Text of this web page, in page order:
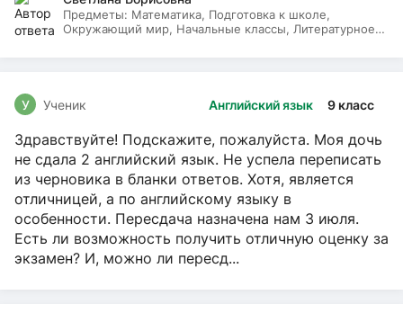
Предметы: Математика, Подготовка к школе,
Окружающий мир, Начальные классы, Литературное
Английский язык 9 класс
У Ученик
Здравствуйте! Подскажите, пожалуйста. Моя дочь
не сдала 2 английский язык. Не успела переписать
из черновика в бланки ответов. Хотя, является
отличницей, а по английскому языку в
особенности. Пересдача назначена нам 3 июля.
Есть ли возможность получить отличную оценку за
экзамен? И, можно ли пересд...